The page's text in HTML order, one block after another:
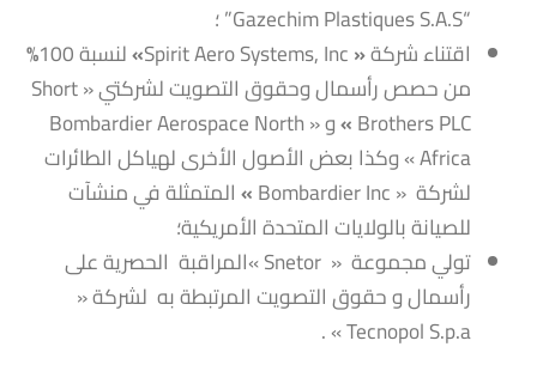
“Gazechim Plastiques S.A.S” ؛
اقتناء شركة«
Spirit Aero Systems, Inc
»لنسبة 100
%
من حصص رأسمال وحقوق التصويت لشركتي « Short
Brothers PLC
»و « Bombardier Aerospace North
Africa » وكذا بعض الأصول الأخرى لهياكل الطائرات
لشركة « Bombardier Inc
»المتمثلة في منشآت
للصيانة بالولايات المتحدة الأمريكية؛
تولي مجموعة « Snetor »المراقبة الحصرية على
رأسمال و حقوق التصويت المرتبطة به لشركة «
Tecnopol S.p.a » .